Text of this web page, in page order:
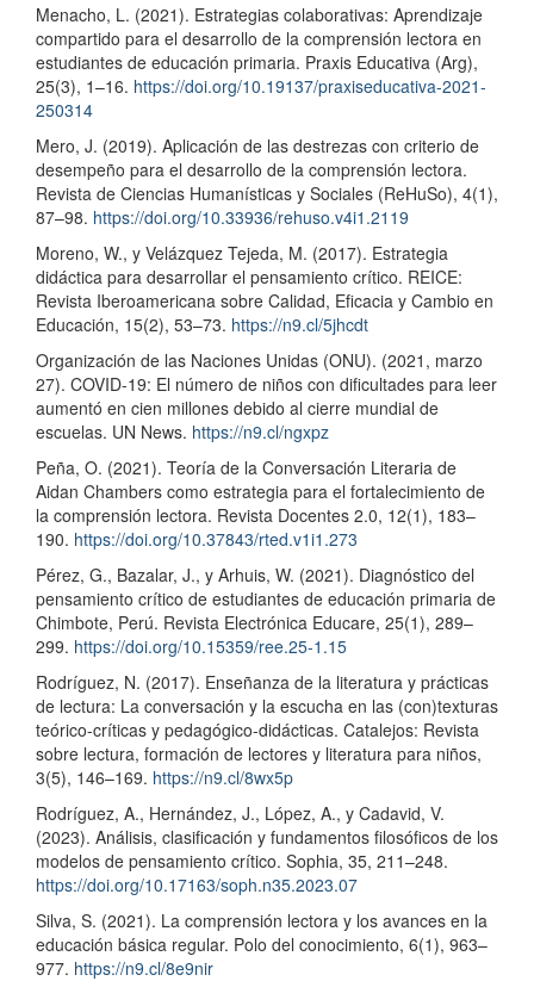
Menacho, L. (2021). Estrategias colaborativas: Aprendizaje
compartido para el desarrollo de la comprensión lectora en
estudiantes de educación primaria. Praxis Educativa (Arg),
25(3), 1–16. https://doi.org/10.19137/praxiseducativa-2021-
250314
Mero, J. (2019). Aplicación de las destrezas con criterio de
desempeño para el desarrollo de la comprensión lectora.
Revista de Ciencias Humanísticas y Sociales (ReHuSo), 4(1),
87–98. https://doi.org/10.33936/rehuso.v4i1.2119
Moreno, W., y Velázquez Tejeda, M. (2017). Estrategia
didáctica para desarrollar el pensamiento crítico. REICE:
Revista Iberoamericana sobre Calidad, Eficacia y Cambio en
Educación, 15(2), 53–73. https://n9.cl/5jhcdt
Organización de las Naciones Unidas (ONU). (2021, marzo
27). COVID-19: El número de niños con dificultades para leer
aumentó en cien millones debido al cierre mundial de
escuelas. UN News. https://n9.cl/ngxpz
Peña, O. (2021). Teoría de la Conversación Literaria de
Aidan Chambers como estrategia para el fortalecimiento de
la comprensión lectora. Revista Docentes 2.0, 12(1), 183–
190. https://doi.org/10.37843/rted.v1i1.273
Pérez, G., Bazalar, J., y Arhuis, W. (2021). Diagnóstico del
pensamiento crítico de estudiantes de educación primaria de
Chimbote, Perú. Revista Electrónica Educare, 25(1), 289–
299. https://doi.org/10.15359/ree.25-1.15
Rodríguez, N. (2017). Enseñanza de la literatura y prácticas
de lectura: La conversación y la escucha en las (con)texturas
teórico-críticas y pedagógico-didácticas. Catalejos: Revista
sobre lectura, formación de lectores y literatura para niños,
3(5), 146–169. https://n9.cl/8wx5p
Rodríguez, A., Hernández, J., López, A., y Cadavid, V.
(2023). Análisis, clasificación y fundamentos filosóficos de los
modelos de pensamiento crítico. Sophia, 35, 211–248.
https://doi.org/10.17163/soph.n35.2023.07
Silva, S. (2021). La comprensión lectora y los avances en la
educación básica regular. Polo del conocimiento, 6(1), 963–
977. https://n9.cl/8e9nir